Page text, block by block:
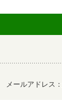
メールアドレス：